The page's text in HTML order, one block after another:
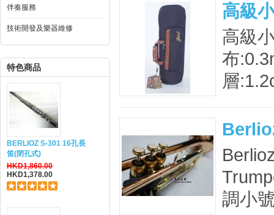
伴奏服務
技術開發及樂器維修
特色商品
BERLIOZ S-301 16孔長
笛(閉孔式)
HKD1,860.00
HKD1,378.00
高級
高級
布
層
調小